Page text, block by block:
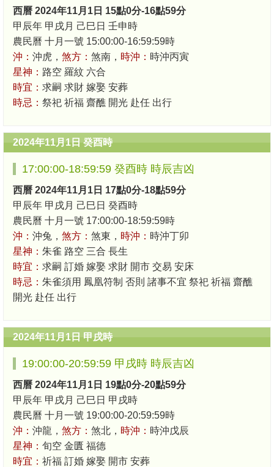
西曆 2024年11月1日 15點0分-16點59分
甲辰年 甲戌月 己巳日 壬申時
農民曆 十月一號 15:00:00-16:59:59時
沖： 沖虎， 煞方： 煞南， 時沖： 時沖丙寅
星神： 路空 羅紋 六合
時宜： 求嗣 求財 嫁娶 安葬
時忌： 祭祀 祈福 齋醮 開光 赴任 出行
2024年11月1日 癸酉時
17:00:00-18:59:59 癸酉時 時辰吉凶
西曆 2024年11月1日 17點0分-18點59分
甲辰年 甲戌月 己巳日 癸酉時
農民曆 十月一號 17:00:00-18:59:59時
沖： 沖兔， 煞方： 煞東， 時沖： 時沖丁卯
星神： 朱雀 路空 三合 長生
時宜： 求嗣 訂婚 嫁娶 求財 開市 交易 安床
時忌： 朱雀須用 鳳凰符制 否則 諸事不宜 祭祀 祈福 齋醮
開光 赴任 出行
2024年11月1日 甲戌時
19:00:00-20:59:59 甲戌時 時辰吉凶
西曆 2024年11月1日 19點0分-20點59分
甲辰年 甲戌月 己巳日 甲戌時
農民曆 十月一號 19:00:00-20:59:59時
沖： 沖龍， 煞方： 煞北， 時沖： 時沖戊辰
星神： 旬空 金匱 福德
時宜： 祈福 訂婚 嫁娶 開市 安葬